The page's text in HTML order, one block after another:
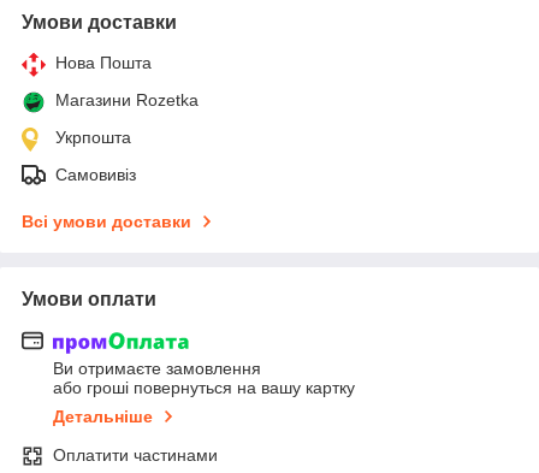
Умови доставки
Нова Пошта
Магазини Rozetka
Укрпошта
Самовивіз
Всі умови доставки
Умови оплати
Ви отримаєте замовлення
або гроші повернуться на вашу картку
Детальніше
Оплатити частинами